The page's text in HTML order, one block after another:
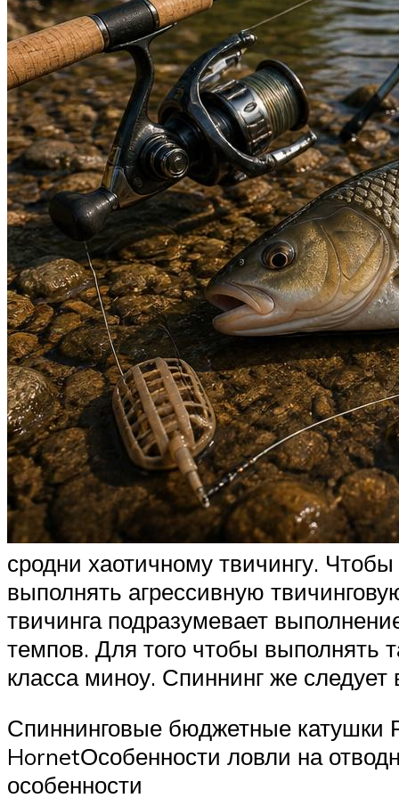
сродни хаотичному твичингу.
выполнять агрессивную
твичинга подразумевает
темпов. Для того чтобы выполнять
класса миноу. Спиннинг же
Спиннинговые бюджетные катушки
HornetОсобенности ловли на
особенности